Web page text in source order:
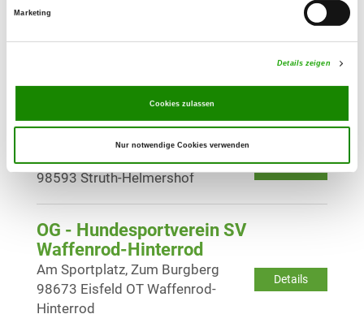
Marketing
Details zeigen
Cookies zulassen
Nur notwendige Cookies verwenden
Details
OG - Struth-Helmershof "Am
Düschenberg"
Details
Helmerser Feld
98593 Struth-Helmershof
OG - Hundesportverein SV
Waffenrod-Hinterrod
Details
Am Sportplatz, Zum Burgberg
98673 Eisfeld OT Waffenrod-
Hinterrod